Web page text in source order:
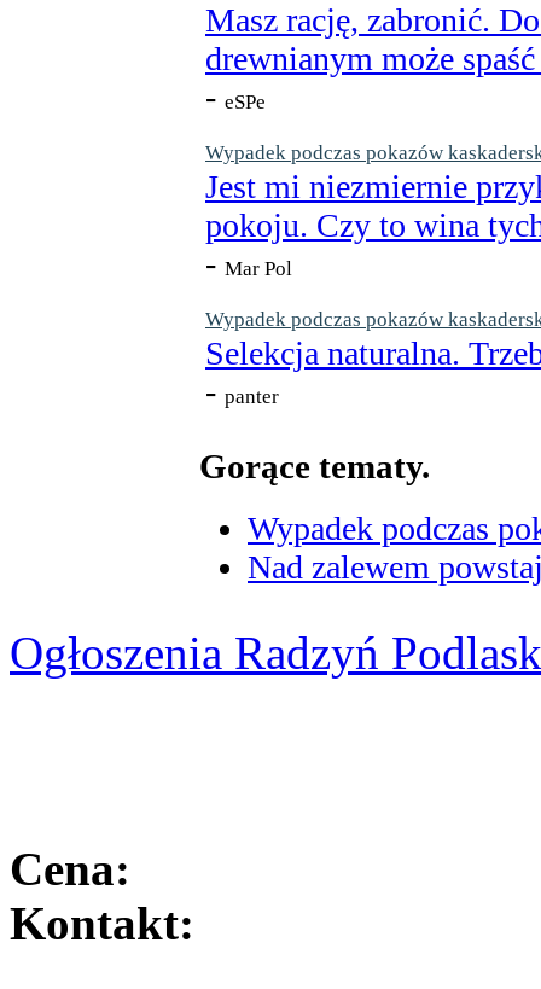
Masz rację, zabronić.
drewnianym może
- eSPe
Wypadek podczas pokazów
Jest mi niezmiernie
pokoju. Czy to wina
- Mar Pol
Wypadek podczas pokazów
Selekcja naturalna.
- panter
Gorące tematy.
Wypadek podczas
Nad zalewem
Ogłoszenia Radzyń
Cena:
Kontakt: